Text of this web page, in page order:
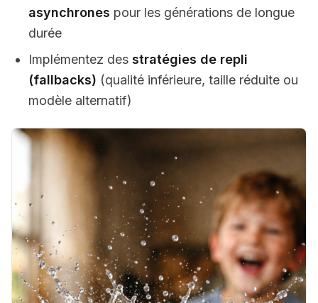
asynchrones pour les générations de longue
durée
Implémentez des stratégies de repli
(fallbacks) (qualité inférieure, taille réduite ou
modèle alternatif)